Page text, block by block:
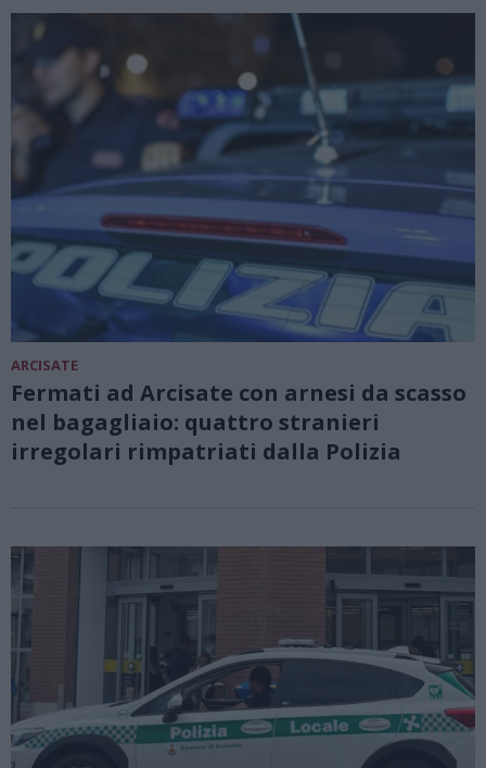
ARCISATE
Fermati ad Arcisate con arnesi da scasso
nel bagagliaio: quattro stranieri
irregolari rimpatriati dalla Polizia